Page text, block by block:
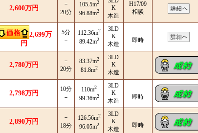
2,600万円
－
20分
105.5m2
96.88m2
K
木造
H17/09
相談
2,699万
円
5分
－
112.36m2
89.42m2
3LD
K
木造
即時
2,780万円
－
20分
83.37m2
81.8m2
3LD
K
木造
2,798万円
10分
－
110m2
99.36m2
3LD
K
木造
即時
2,890万円
－
18分
126.56m2
96.05m2
3LD
K
木造
即時